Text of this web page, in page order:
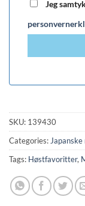
Jeg
SKU: 139430
Categories:
Tags: Høstfavoritter,